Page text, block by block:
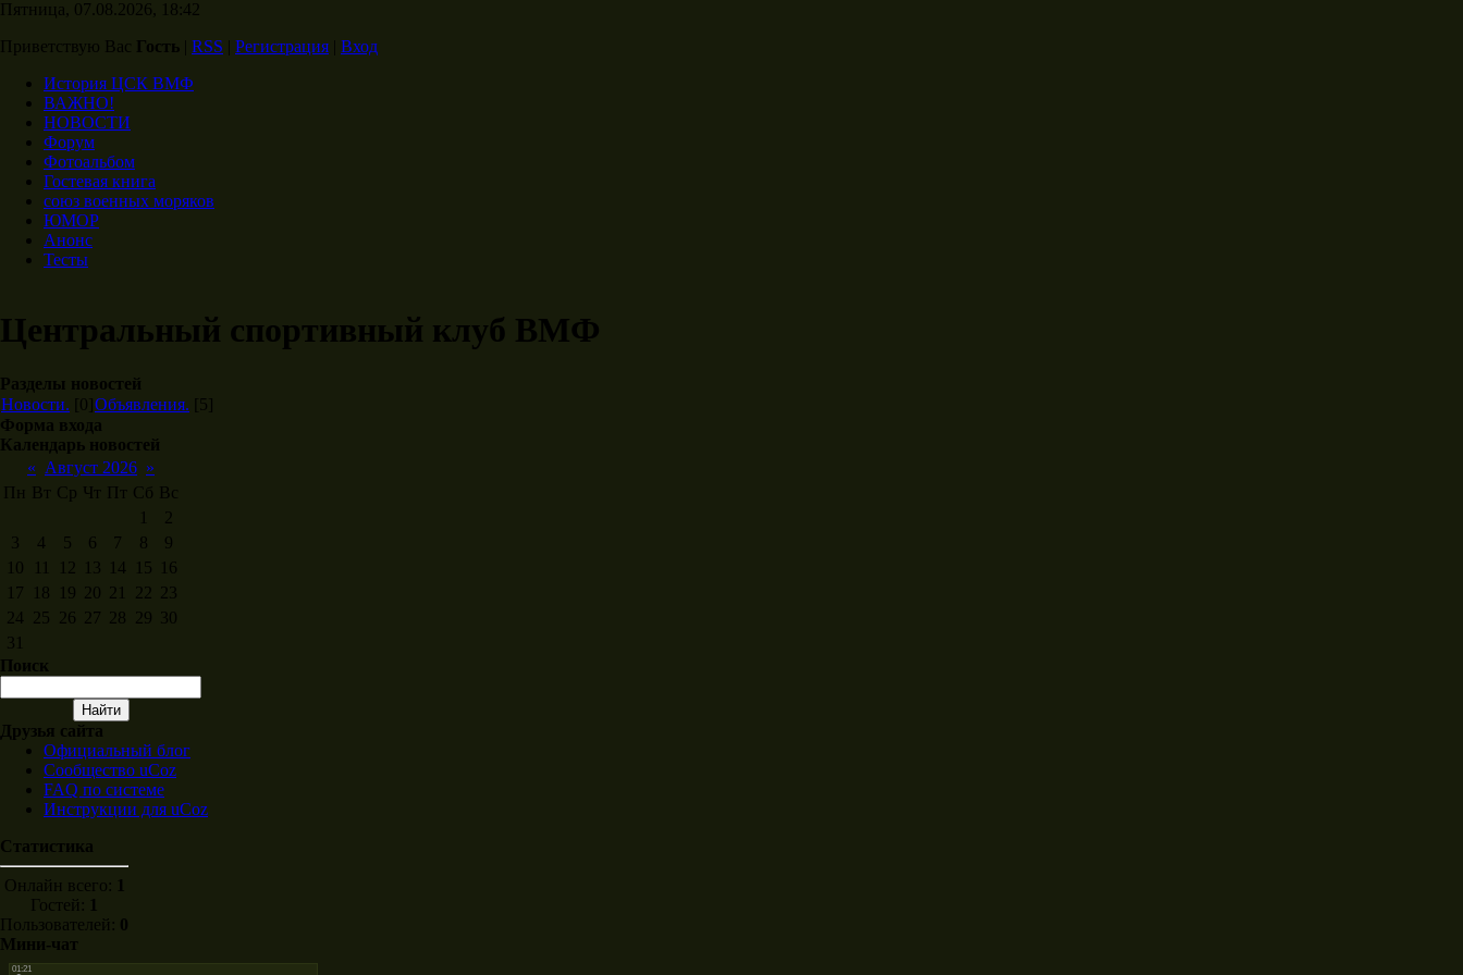
Пятница, 07.08.2026, 18:42
Приветствую Вас
Гость RSS Регистрация
Вход
История ЦСК ВМФ
ВАЖНО!
НОВОСТИ
Форум
Фотоальбом
Гостевая книга
союз военных моряков
ЮМОР
Анонс
Тесты
Центральный спортивный клуб ВМФ
Разделы новостей
Новости. [0]Объявления. [5]
Форма входа
Календарь новостей
« Август 2026 »
Пн Вт Ср Чт Пт Сб Вс
1
2
3
4 5 6 7 8
9
10
11 12 13 14 15
16
17
18 19 20 21 22
23
24
25 26 27 28 29
30
31
Поиск
Друзья сайта
Официальный блог
Сообщество uCoz
FAQ по системе
Инструкции для uCoz
Статистика
Онлайн всего: 1
Гостей: 1
Пользователей: 0
Мини-чат